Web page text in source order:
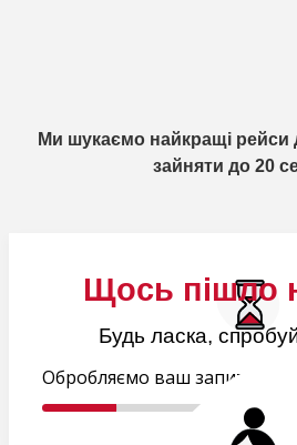
Щось пішло
Будь ласка,
Ми шукаємо найкращі
зайняти до 20
Обробляємо ваш запит..